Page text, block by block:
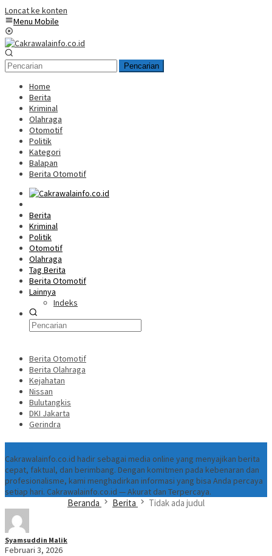
Loncat ke konten
Menu Mobile
Pencarian
Home
Berita
Kriminal
Olahraga
Otomotif
Politik
Kategori
Balapan
Berita Otomotif
Berita
Kriminal
Politik
Otomotif
Olahraga
Tag Berita
Berita Otomotif
Lainnya
Indeks
Berita Otomotif
Berita Olahraga
Kejahatan
Nissan
Bulutangkis
DKI Jakarta
Gerindra
Cakrawalainfo.co.id hadir sebagai media online yang menyajikan berita
cepat, faktual, dan berimbang. Dengan komitmen pada kebenaran dan
profesionalisme, kami menghadirkan informasi yang bisa Anda percaya
setiap hari. Cakrawalainfo.co.id — Akurat dan Terpercaya.
Beranda Berita Tidak ada judul
Syamsuddin Malik
Februari 3, 2026